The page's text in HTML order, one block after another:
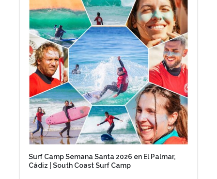
Surf Camp Semana Santa 2026 en El Palmar,
Cádiz | South Coast Surf Camp